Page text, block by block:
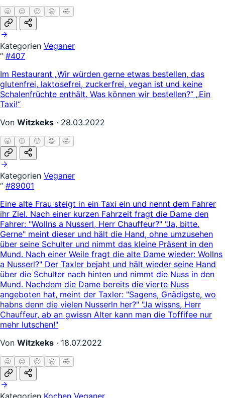
🥱 😐 🙂 😄 🤣
Kategorien Veganer
“ #407
Im Restaurant „Wir würden gerne etwas bestellen, das
glutenfrei, laktosefrei, zuckerfrei, vegan ist und keine
Schalenfrüchte enthält. Was können wir bestellen?“ „Ein
Taxi!“
Von Witzkeks · 28.03.2022
🥱 😐 🙂 😄 🤣
Kategorien Veganer
“ #89001
Eine alte Frau steigt in ein Taxi ein und nennt dem Fahrer
ihr Ziel. Nach einer kurzen Fahrzeit fragt die Dame den
Fahrer: "Wollns a Nusserl, Herr Chauffeur?" "Ja, bitte.
Gerne" meint dieser und hält die Hand, ohne umzusehen
über seine Schulter und nimmt das kleine Präsent in den
Mund. Nach einer Weile fragt die alte Dame wieder: Wollns
a Nusserl?" Der Taxler bejaht und hält wieder seine Hand
über die Schulter nach hinten und nimmt die Nuss in den
Mund. Nachdem die Dame bereits die vierte Nuss
angeboten hat, meint der Taxler: "Sagens, Gnädigste, wo
habns denn die vielen Nusserln her?" "Ja wissns, Herr
Chauffeur, ab an gwissn Alter kann man die Toffifee nur
mehr lutschen!"
Von Witzkeks · 18.07.2022
🥱 😐 🙂 😄 🤣
Kategorien Kochen Veganer